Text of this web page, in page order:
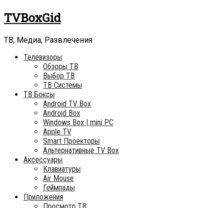
Skip
to
TVBoxGid
ТВ, Медиа, Развлечения
Телевизоры
Обзоры ТВ
Выбор ТВ
ТВ Системы
ТВ Боксы
Android TV Box
Android Box
Windows Box | mini PC
Apple TV
Smart Проекторы
Альтернативные TV Box
Аксессуары
Клавиатуры
Air Mouse
Геймпады
Приложения